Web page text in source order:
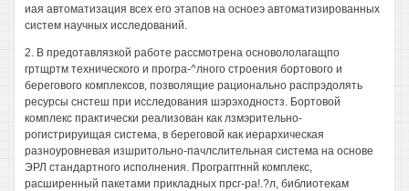
иая автоматизация всех его этапов на осноеэ автоматизированных
систем научных исследований.
2. В предотавлязкой работе рассмотрена основололагащпо
гртщртм технического и програ-^лного строения бортового и
берегового комплексов, позволящие рационально распрэдолять
ресурсы снстеш при исследования шэрэходностз. Бортовой
комплекс практически реализован как лзмэрительно-
рогистрируищая система, в береговой как иерархическая
разноуровневая изшритольно-пачлслительная система на основе
ЭРЛ стандартного исполнения. Програгггннй комплекс,
расширенный пакетами прикладных прсг-ра!.?л, библиотекам